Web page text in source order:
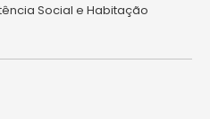
Social e Habitação